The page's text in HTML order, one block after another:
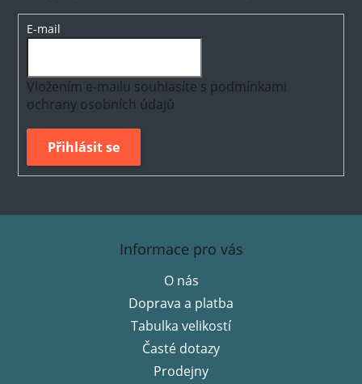
E-mail
Vložením e-mailu souhlasíte s podmínkami
ochrany osobních údajů
Přihlásit se
Z
Informace pro vás
O nás
Doprava a platba
Tabulka velikostí
Časté dotazy
Prodejny